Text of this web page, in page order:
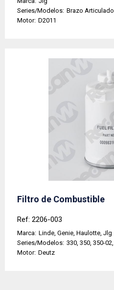
Series/Modelos: Brazo Articulado
Motor: D2011
Filtro de Combustible
Ref: 2206-003
Marca: Linde, Genie, Haulotte, Jlg
Series/Modelos: 330, 350, 350-02,
Motor: Deutz